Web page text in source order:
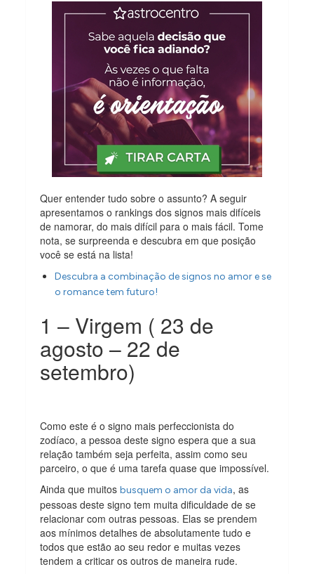
Quer entender tudo sobre o assunto? A seguir
apresentamos o rankings dos signos mais difíceis
de namorar, do mais difícil para o mais fácil. Tome
nota, se surpreenda e descubra em que posição
você se está na lista!
Descubra a combinação de signos no amor e se
o romance tem futuro!
1 – Virgem ( 23 de
agosto – 22 de
setembro)
Como este é o signo mais perfeccionista do
zodíaco, a pessoa deste signo espera que a sua
relação também seja perfeita, assim como seu
parceiro, o que é uma tarefa quase que impossível.
Ainda que muitosbusquem o amor da vida, as
pessoas deste signo tem muita dificuldade de se
relacionar com outras pessoas. Elas se prendem
aos mínimos detalhes de absolutamente tudo e
todos que estão ao seu redor e muitas vezes
tendem a criticar os outros de maneira rude.